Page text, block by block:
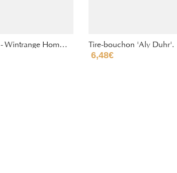
Tire-bouchon 'Aly Duhr'.
6,48€